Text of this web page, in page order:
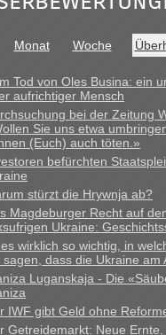
Berichte und
zwischen Polen und
15.6.26 um 8 Uhr in
an einem Montagmorgen
der Erste oder Zweite,
dann die nächste Welle...“
und Reisetipps • Re: An
zwischen Polen und
überall sehr voll an den
100 PKW ca. 10 h
versuchen es sehr früh.“
Monat Woche
Tod von Oles Busina: ein
aufrichtiger Mensch
bei der Zeitung
Sie uns etwa
(Euch) auch töten.»
befürchten
stürzt die Hrywnja ab?
Magdeburger Recht auf
Ukraine:
wirklich so wichtig, in
sagen, dass die Ukraine am
Luganskaja - Die
IWF gibt Geld ohne
Getreidemarkt: Neue Ernte,